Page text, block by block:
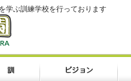
学ぶ訓練学校を行っております